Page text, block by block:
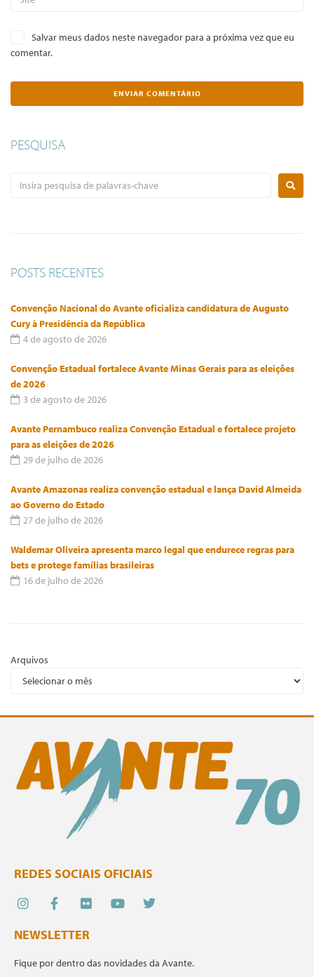
Salvar meus dados neste navegador para a próxima vez que eu
comentar.
PESQUISA
POSTS RECENTES
Convenção Nacional do Avante oficializa candidatura de Augusto
Cury à Presidência da República
4 de agosto de 2026
Convenção Estadual fortalece Avante Minas Gerais para as eleições
de 2026
3 de agosto de 2026
Avante Pernambuco realiza Convenção Estadual e fortalece projeto
para as eleições de 2026
29 de julho de 2026
Avante Amazonas realiza convenção estadual e lança David Almeida
ao Governo do Estado
27 de julho de 2026
Waldemar Oliveira apresenta marco legal que endurece regras para
bets e protege famílias brasileiras
16 de julho de 2026
Arquivos
REDES SOCIAIS OFICIAIS
NEWSLETTER
Fique por dentro das novidades da Avante.